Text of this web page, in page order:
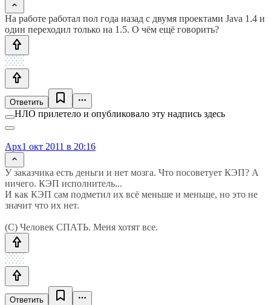
На работе работал пол года назад с двумя проектами Java 1.4 и
один переходил только на 1.5. О чём ещё говорить?
Ответить
НЛО прилетело и опубликовало эту надпись здесь
Apx1 окт 2011 в 20:16
У заказчика есть деньги и нет мозга. Что посоветует КЭП? А
ничего. КЭП исполнитель...
И как КЭП сам подметил их всё меньше и меньше, но это не
значит что их нет.
(С) Человек СПАТЬ. Меня хотят все.
Ответить